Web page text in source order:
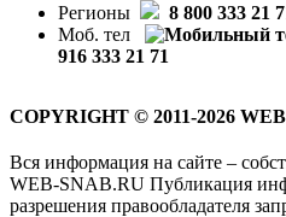
Регионы
8 800 333 21
Моб. тел
916 333 21 71
COPYRIGHT © 2011-2026
Вся информация на сайте –
WEB-SNAB.RU Публикация
разрешения правообладателя